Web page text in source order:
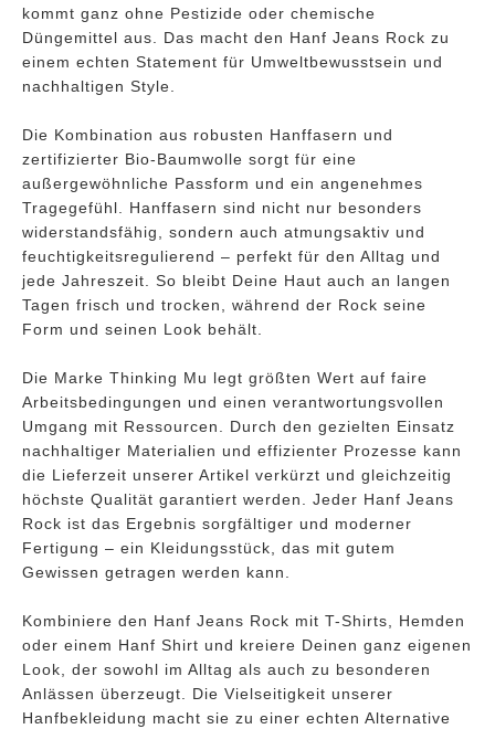
kommt ganz ohne Pestizide oder chemische
Düngemittel aus. Das macht den Hanf Jeans Rock zu
einem echten Statement für Umweltbewusstsein und
nachhaltigen Style.
Die Kombination aus robusten Hanffasern und
zertifizierter Bio-Baumwolle sorgt für eine
außergewöhnliche Passform und ein angenehmes
Tragegefühl. Hanffasern sind nicht nur besonders
widerstandsfähig, sondern auch atmungsaktiv und
feuchtigkeitsregulierend – perfekt für den Alltag und
jede Jahreszeit. So bleibt Deine Haut auch an langen
Tagen frisch und trocken, während der Rock seine
Form und seinen Look behält.
Die Marke Thinking Mu legt größten Wert auf faire
Arbeitsbedingungen und einen verantwortungsvollen
Umgang mit Ressourcen. Durch den gezielten Einsatz
nachhaltiger Materialien und effizienter Prozesse kann
die Lieferzeit unserer Artikel verkürzt und gleichzeitig
höchste Qualität garantiert werden. Jeder Hanf Jeans
Rock ist das Ergebnis sorgfältiger und moderner
Fertigung – ein Kleidungsstück, das mit gutem
Gewissen getragen werden kann.
Kombiniere den Hanf Jeans Rock mit T-Shirts, Hemden
oder einem Hanf Shirt und kreiere Deinen ganz eigenen
Look, der sowohl im Alltag als auch zu besonderen
Anlässen überzeugt. Die Vielseitigkeit unserer
Hanfbekleidung macht sie zu einer echten Alternative